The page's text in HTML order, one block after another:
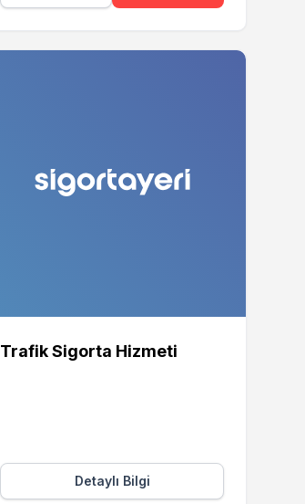
Trafik Sigorta Hizmeti
Detaylı Bilgi